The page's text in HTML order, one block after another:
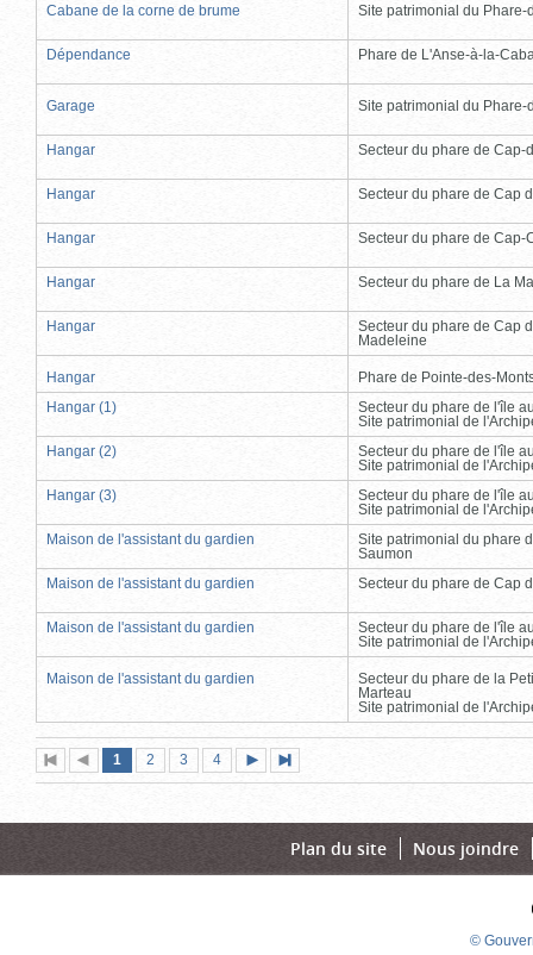
Cabane de la corne de brume Site patrimonial du Phare-
Dépendance Phare de L'Anse-à-la-
Garage Site patrimonial du Phare-
Hangar Secteur du phare de Cap-
Hangar Secteur du phare de Cap
Hangar Secteur du phare de Cap-
Hangar Secteur du phare de La
Hangar
Secteur du phare de Cap
Madeleine
Hangar
Phare de Pointe-des-
Hangar (1)
Secteur du phare de l'île
Site patrimonial de
Hangar (2)
Secteur du phare de l'île
Site patrimonial de
Hangar (3)
Secteur du phare de l'île
Site patrimonial de
Maison de l'assistant du gardien
Site patrimonial du phare
Saumon
Maison de l'assistant du gardien
Secteur du phare de Cap
Maison de l'assistant du gardien
Secteur du phare de l'île
Site patrimonial de
Maison de l'assistant du gardien
Secteur du phare de la
Marteau
Site patrimonial de
Première
page
Page
précédente
Page
1 (page
actuelle)
Page
2 Page
3 Page
4
suivante
page
Plan du site Nous joindre
©